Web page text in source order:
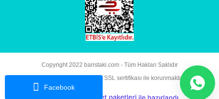
Facebook
Copyright 2022 baristaki.com - Tüm Hakları Saklıdır
Kredi kartı bilgileriniz 256bit SSL sertifikası ile korunmaktadır.
e- ile